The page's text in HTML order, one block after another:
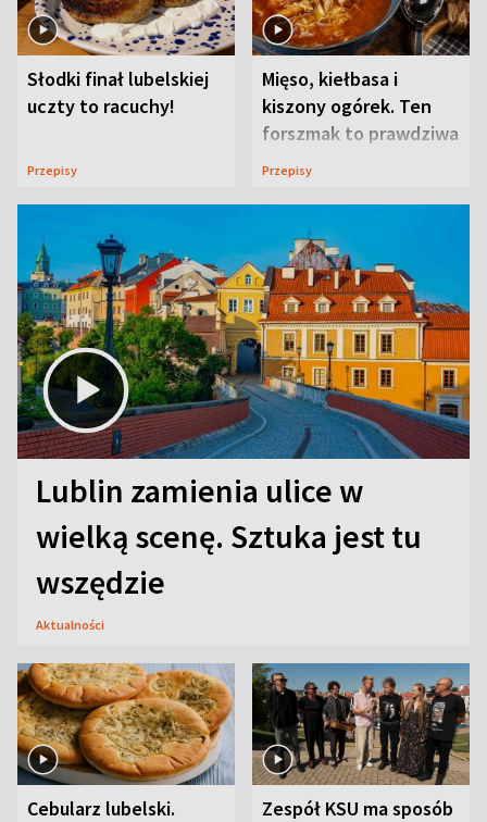
Słodki finał lubelskiej
uczty to racuchy!
Przepisy
Mięso, kiełbasa i
kiszony ogórek. Ten
forszmak to prawdziwa
uczta
Przepisy
Lublin zamienia ulice w
wielką scenę. Sztuka jest tu
wszędzie
Aktualności
Cebularz lubelski.
Zespół KSU ma sposób